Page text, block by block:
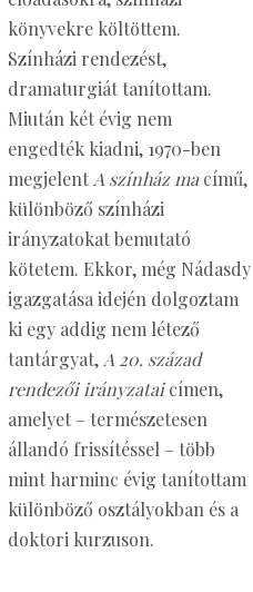
könyvekre költöttem.
Színházi rendezést,
dramaturgiát tanítottam.
Miután két évig nem
engedték kiadni, 1970-ben
megjelent A színház macímű,
különböző színházi
irányzatokat bemutató
kötetem. Ekkor, még Nádasdy
igazgatása idején dolgoztam
ki egy addig nem létező
tantárgyat, A 20. század
rendezői irányzataicímen,
amelyet – természetesen
állandó frissítéssel – több
mint harminc évig tanítottam
különböző osztályokban és a
doktori kurzuson.